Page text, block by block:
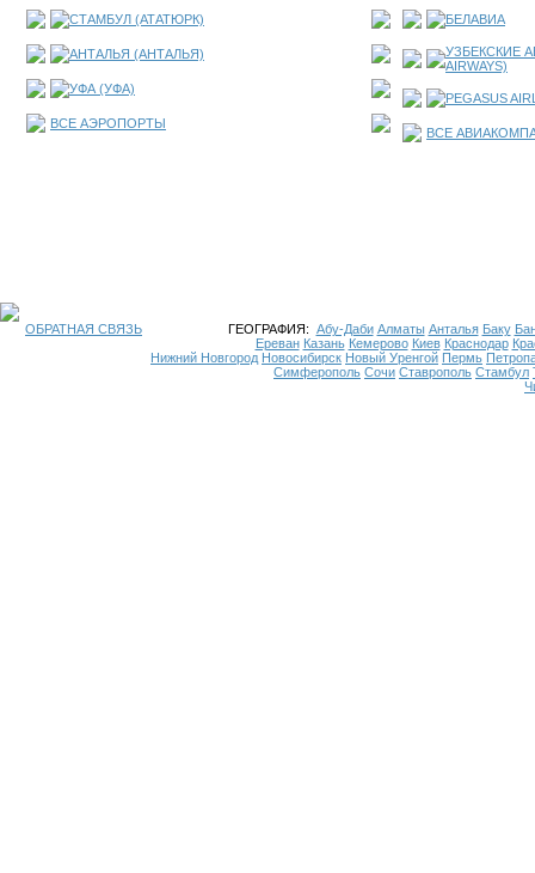
СТАМБУЛ (АТАТЮРК)
АНТАЛЬЯ (АНТАЛЬЯ)
УФА (УФА)
ВСЕ АЭРОПОРТЫ
БЕЛАВИА
УЗБЕКСКИЕ
AIRWAYS)
PEGASUS
ВСЕ
ОБРАТНАЯ СВЯЗЬ ГЕОГРАФИЯ: Абу-Даби Алматы Анталья Баку
Ереван Казань Кемерово Киев Краснодар
Нижний Новгород Новосибирск Новый Уренгой Пермь
Симферополь Сочи Ставрополь Стамбул